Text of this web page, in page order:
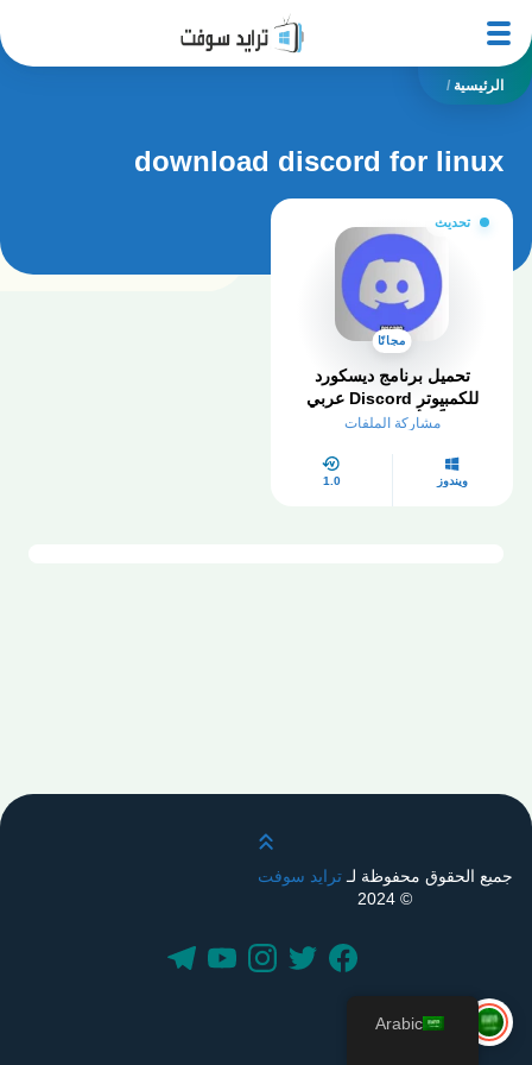
الرئيسية /
download discord for linux
تحديث
مجانًا
تحميل برنامج ديسكورد
للكمبيوتر Discord عربي
مجاناً – أخر إصدار 2025
مشاركة الملفات
ويندوز 1.0
قم بالتمرير لأعلى
جميع الحقوق محفوظة لـترايد سوفت
© 2024
Arabic